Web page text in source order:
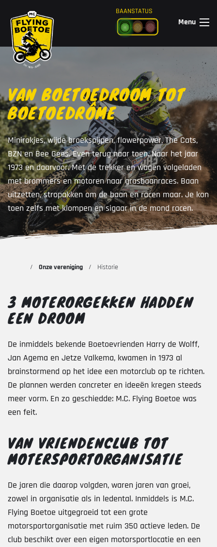
BAANSTATUS
Menu
VAN BOETOEDROOM TOT
BOETOEDRÔME
Minirokjes, wijde broekspijpen, flowerpower, The Cats,
BZN en Bee Gees. Even terug naar toen. Naar het jaar
1973 en daarvoor. Met de trekker en wagen volgeladen
met brommers en motoren naar grasbaanraces. Baan
uitzetten, stropakken om de baan en racen maar. Je kon
toen zelfs met klompen en sigaar in de mond racen.
Onze vereniging Historie
3 MOTERORGEKKEN HADDEN
EEN DROOM
De inmiddels bekende Boetoevrienden Harry de Wolff,
Jan Agema en Jetze Valkema, kwamen in 1973 al
brainstormend op het idee een motorclub op te richten.
De plannen werden concreter en ideeën kregen steeds
meer vorm. En zo geschiedde: M.C. Flying Boetoe was
een feit.
VAN VRIENDENCLUB TOT
MOTERSPORTORGANISATIE
De jaren die daarop volgden, waren jaren van groei,
zowel in organisatie als in ledental. Inmiddels is M.C.
Flying Boetoe uitgegroeid tot een grote
motorsportorganisatie met ruim 350 actieve leden. De
club beschikt over een eigen motorsportlocatie en een